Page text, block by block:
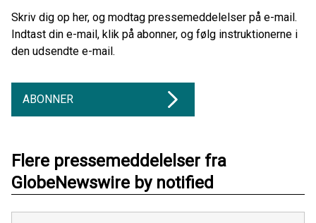
Skriv dig op her, og modtag pressemeddelelser på e-mail.
Indtast din e-mail, klik på abonner, og følg instruktionerne i
den udsendte e-mail.
ABONNER
Flere pressemeddelelser fra
GlobeNewswire by notified